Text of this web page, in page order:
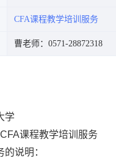
CFA课程教学培训服务
曹老师：0571-28872318
学
课程教学培训服务
说明：